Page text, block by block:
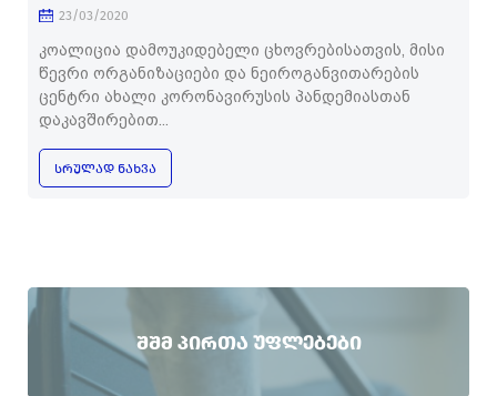
23/03/2020
კოალიცია დამოუკიდებელი ცხოვრებისათვის, მისი
წევრი ორგანიზაციები და ნეიროგანვითარების
ცენტრი ახალი კორონავირუსის პანდემიასთან
დაკავშირებით...
ᲡᲠᲣᲚᲐᲓ ᲜᲐᲮᲕᲐ
ᲨᲨᲛ ᲞᲘᲠᲗᲐ ᲣᲤᲚᲔᲑᲔᲑᲘ